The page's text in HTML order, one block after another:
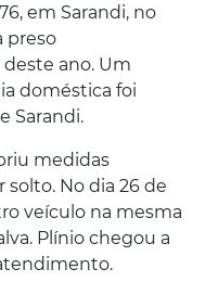
em Sarandi, no
preso
ano. Um
doméstica foi
Sarandi.
medidas
No dia 26 de
veículo na mesma
Plínio chegou a